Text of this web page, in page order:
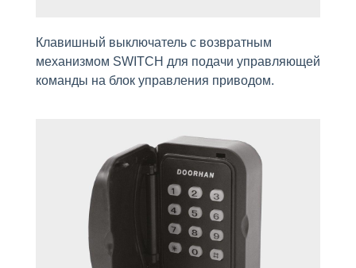
Клавишный выключатель с возвратным
механизмом SWITCH для подачи управляющей
команды на блок управления приводом.